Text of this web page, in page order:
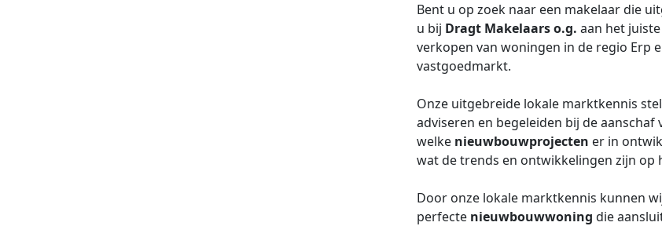
Bent u op zoek naar een makelaar die
u bij Dragt Makelaars o.g. aan het
verkopen van woningen in de regio Erp
vastgoedmarkt.
Onze uitgebreide lokale marktkennis
adviseren en begeleiden bij de aanschaf
welke nieuwbouwprojecten er in
wat de trends en ontwikkelingen zijn op
Door onze lokale marktkennis kunnen
perfecte nieuwbouwwoning die